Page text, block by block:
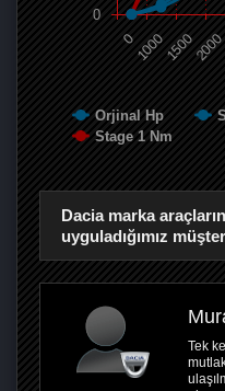
Orjinal Hp
Stage 1 Nm
0 100015002000
0
Dacia marka
uyguladığımız
Tek